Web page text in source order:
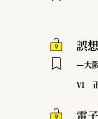
誤
—大
Ⅵ 正
電